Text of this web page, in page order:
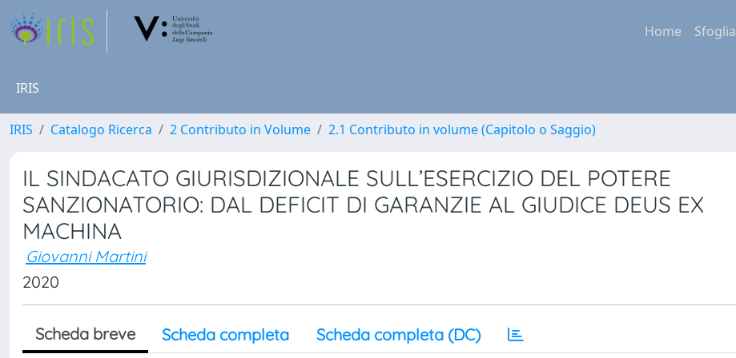
Home Sfoglia
IRIS
IRIS Catalogo Ricerca 2 Contributo in Volume 2.1 Contributo in volume (Capitolo o Saggio)
IL SINDACATO GIURISDIZIONALE SULL’ESERCIZIO DEL POTERE
SANZIONATORIO: DAL DEFICIT DI GARANZIE AL GIUDICE DEUS EX
MACHINA
Giovanni Martini
2020
Scheda breve Scheda completa Scheda completa (DC)